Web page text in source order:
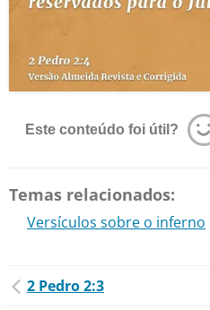
Este conteúdo foi útil?
Temas relacionados:
Versículos sobre o inferno
2 Pedro 2:3